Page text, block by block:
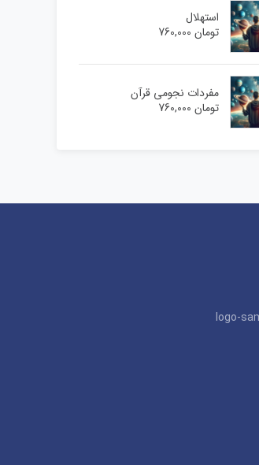
استهلال
تومان
مفردات نجومی قرآن
تومان